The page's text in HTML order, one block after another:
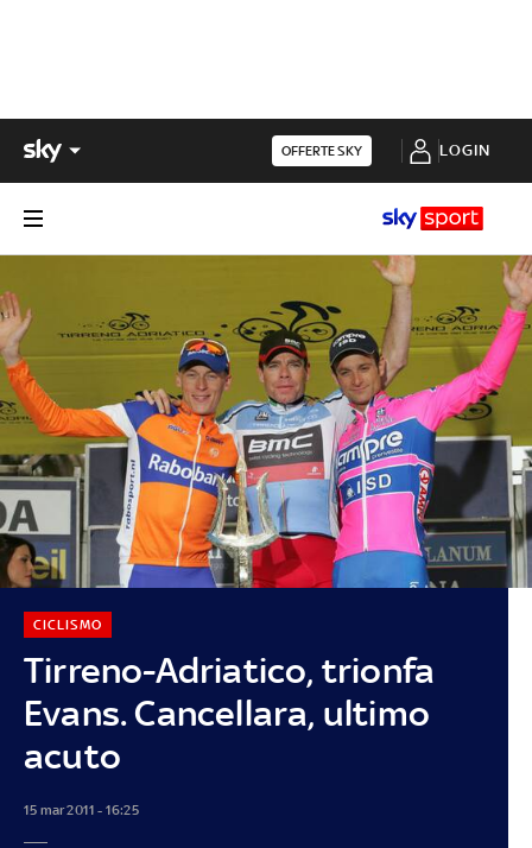
OFFERTE SKY LOGIN
Tirreno-Adriatico, trionfa
Evans. Cancellara, ultimo
acuto
CICLISMO
15 mar 2011 - 16:25